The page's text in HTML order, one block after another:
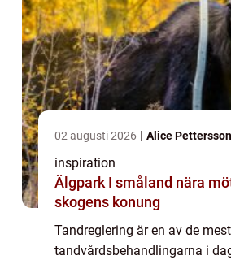
02 augusti 2026 Alice Pettersson
inspiration
Älgpark I småland nära möten med
skogens konung
Tandreglering är en av de
tandvårdsbehandlingarna i